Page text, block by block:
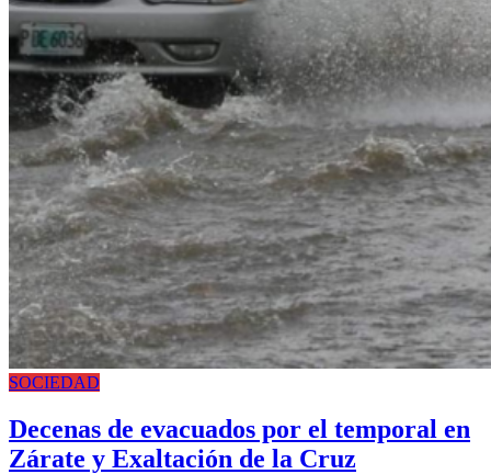
SOCIEDAD
Decenas de evacuados por el temporal en
Zárate y Exaltación de la Cruz